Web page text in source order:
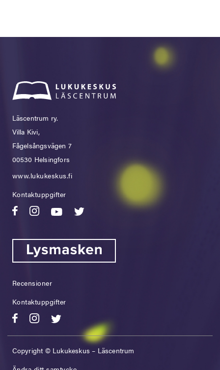
Läscentrum ry.
Villa Kivi,
Fågelsångsvägen 7
00530 Helsingfors
www.lukukeskus.fi
Kontaktuppgifter
Recensioner
Kontaktuppgifter
Copyright © Lukukeskus – Läscentrum